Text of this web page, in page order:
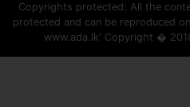
Copyrights protected: All the
protected and can be reproduced
www.ada.lk' Copyright �